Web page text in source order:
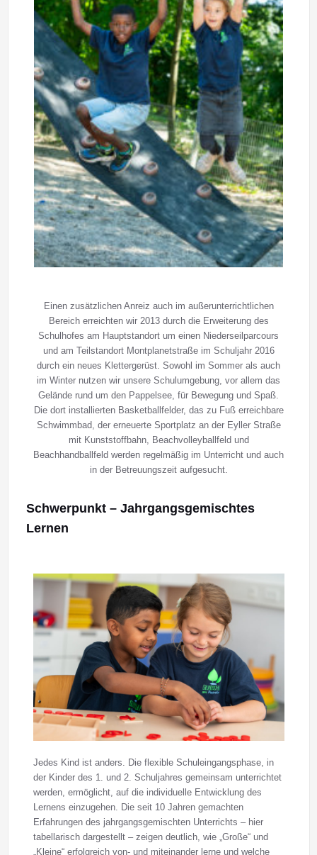
Einen zusätzlichen Anreiz auch im außerunterrichtlichen
Bereich erreichten wir 2013 durch die Erweiterung des
Schulhofes am Hauptstandort um einen Niederseilparcours
und am Teilstandort Montplanetstraße im Schuljahr 2016
durch ein neues Klettergerüst. Sowohl im Sommer als auch
im Winter nutzen wir unsere Schulumgebung, vor allem das
Gelände rund um den Pappelsee, für Bewegung und Spaß.
Die dort installierten Basketballfelder, das zu Fuß erreichbare
Schwimmbad, der erneuerte Sportplatz an der Eyller Straße
mit Kunststoffbahn, Beachvolleyballfeld und
Beachhandballfeld werden regelmäßig im Unterricht und auch
in der Betreuungszeit aufgesucht.
Schwerpunkt – Jahrgangsgemischtes
Lernen
Jedes Kind ist anders. Die flexible Schuleingangsphase, in
der Kinder des 1. und 2. Schuljahres gemeinsam unterrichtet
werden, ermöglicht, auf die individuelle Entwicklung des
Lernens einzugehen. Die seit 10 Jahren gemachten
Erfahrungen des jahrgangsgemischten Unterrichts – hier
tabellarisch dargestellt – zeigen deutlich, wie „Große“ und
„Kleine“ erfolgreich von- und miteinander lerne und welche